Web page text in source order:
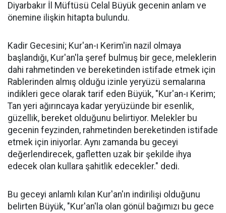
Diyarbakır İl Müftüsü Celal Büyük gecenin anlam ve
önemine ilişkin hitapta bulundu.
Kadir Gecesini; Kur'an-ı Kerim'in nazil olmaya
başlandığı, Kur'an'la şeref bulmuş bir gece, meleklerin
dahi rahmetinden ve bereketinden istifade etmek için
Rablerinden almış olduğu izinle yeryüzü semalarına
indikleri gece olarak tarif eden Büyük, "Kur'an-ı Kerim;
Tan yeri ağırıncaya kadar yeryüzünde bir esenlik,
güzellik, bereket olduğunu belirtiyor. Melekler bu
gecenin feyzinden, rahmetinden bereketinden istifade
etmek için iniyorlar. Aynı zamanda bu geceyi
değerlendirecek, gafletten uzak bir şekilde ihya
edecek olan kullara şahitlik edecekler." dedi.
Bu geceyi anlamlı kılan Kur'an'ın indirilişi olduğunu
belirten Büyük, "Kur'an'la olan gönül bağımızı bu gece